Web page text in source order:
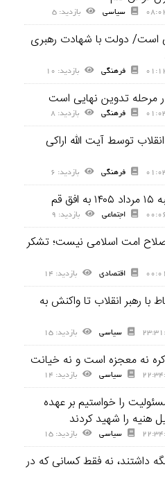
سیاسی بازديد: ۵
است/ دولت با شهادت رهبری
فرهنگی بازديد: ۱۰
مرحله تدوین نهایی است
فرهنگی بازديد: ۸
توسط آیت الله اراکی
فرهنگی بازديد: ۶
اجتماعی بازديد: ۹
صلاح امت اسلامی نیست؛ تشکر
اقتصادی بازديد: ۱۴
با رهبر انقلاب تا واکنش به
سیاسی بازديد: ۱۵
نه معجزه است و نه خیانت
سیاسی بازديد: ۱۴
را خواستیم بر عهده
هنیه را شهید کردند
سیاسی بازديد: ۱۵
داشتند، نه فقط کسانی که در